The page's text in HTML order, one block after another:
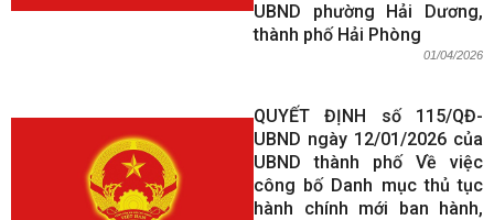
UBND phường Hải Dương,
thành phố Hải Phòng
01/04/2026
QUYẾT ĐỊNH số 115/QĐ-
UBND ngày 12/01/2026 của
UBND thành phố Về việc
công bố Danh mục thủ tục
hành chính mới ban hành,